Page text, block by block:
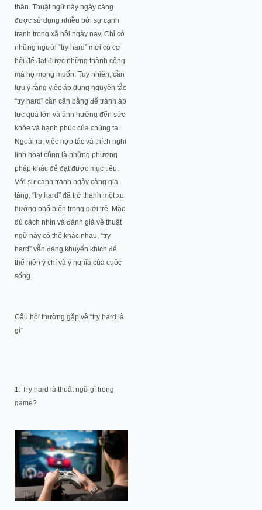
thân. Thuật ngữ này ngày càng
được sử dụng nhiều bởi sự cạnh
tranh trong xã hội ngày nay. Chỉ có
những người “try hard” mới có cơ
hội để đạt được những thành công
mà họ mong muốn. Tuy nhiên, cần
lưu ý rằng việc áp dụng nguyên tắc
“try hard” cần cân bằng để tránh áp
lực quá lớn và ảnh hưởng đến sức
khỏe và hạnh phúc của chúng ta.
Ngoài ra, việc hợp tác và thích nghi
linh hoạt cũng là những phương
pháp khác để đạt được mục tiêu.
Với sự cạnh tranh ngày càng gia
tăng, “try hard” đã trở thành một xu
hướng phổ biến trong giới trẻ. Mặc
dù cách nhìn và đánh giá về thuật
ngữ này có thể khác nhau, “try
hard” vẫn đáng khuyến khích để
thể hiện ý chí và ý nghĩa của cuộc
sống.
Câu hỏi thường gặp về “try hard là
gì”
1. Try hard là thuật ngữ gì trong
game?